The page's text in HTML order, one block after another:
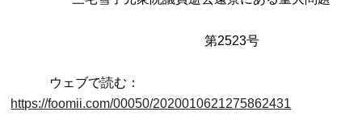
第2523号
ウェブで読む：
https://foomii.com/00050/2020010621275862431